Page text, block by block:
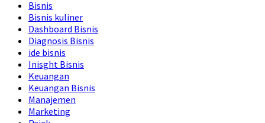
Bisnis
Bisnis kuliner
Dashboard Bisnis
Diagnosis Bisnis
ide bisnis
Inisght Bisnis
Keuangan
Keuangan Bisnis
Manajemen
Marketing